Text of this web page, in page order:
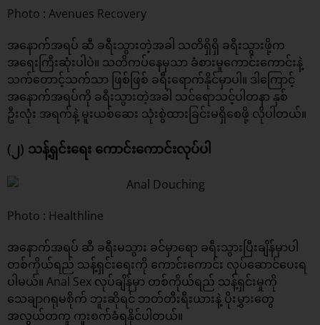
Photo : Avenues Recovery
အနောက်အရပ် ဆီ ခရီးသွားတဲ့အခါ သတိရှိရှိ ခရီးသွားဖို့က
အရေးကြီးဆုံးပါပဲ။ သတိကပ်နေမှသာ ခံစားမှုကောင်းကောင်းနဲ့
သက်တောင့်သက်သာ ဖြစ်ဖြစ် ခရီးရောက်နိုင်မှာပါ။ ဒါကြောင့်
အနောက်အရပ်ကို ခရီးသွားတဲ့အခါ သင်ရောသင့်ပါတနာ နှစ်
ဦးလုံး အရက်နဲ့ မူးယစ်ဆေး သုံးစွဲထားခြင်းမရှိစေဖို့ လိုပါတယ်။
(၂) သန့်ရှင်းရေး ကောင်းကောင်းလုပ်ပါ
Photo : Healthline
အနောက်အရပ် ဆီ ခရီးမသွား ခင်မှာရော ခရီးသွားပြီးချိန်မှာပါ
တစ်ကိုယ်ရည် သန့်ရှင်းရေးကို ကောင်းကောင်း လုပ်ဆောင်ပေးရ
ပါမယ်။ Anal Sex လုပ်ချိန်မှာ တစ်ကိုယ်ရည် သန့်ရှင်းမှုကို
သေချာဂရုမစိုက် ဘူးဆိုရင် ဘတ်တီးရီးယားနဲ့ ပိုးမွှားတွေ
အလွယ်တကူ ကူးစက်ခံရနိုင်ပါတယ်။